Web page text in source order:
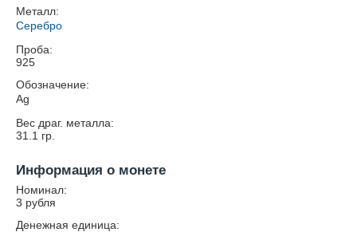
Металл:
Серебро
Проба:
925
Обозначение:
Ag
Вес драг. металла:
31.1 гр.
Информация о монете
Номинал:
3 рубля
Денежная единица: